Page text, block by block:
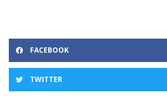
FACEBOOK
TWITTER